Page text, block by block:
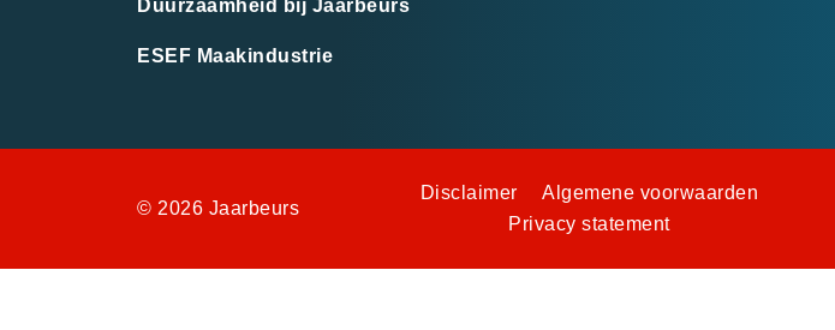
Duurzaamheid bij Jaarbeurs
ESEF Maakindustrie
© 2026 Jaarbeurs
Disclaimer
Algemene voorwaarden
Privacy statement